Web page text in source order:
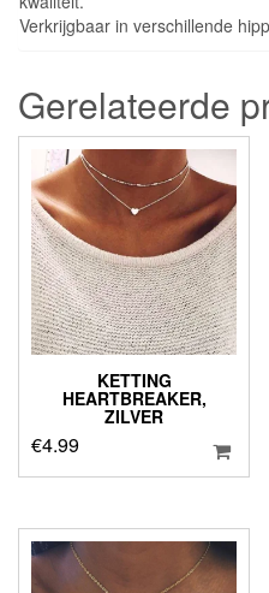
Verkrijgbaar in verschillende
Gerelateerde
KETTING
HEARTBREAKER,
ZILVER
€4.99